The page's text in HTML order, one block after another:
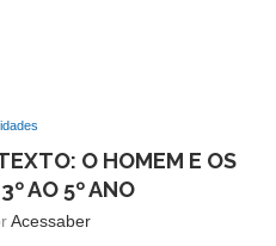
O HOMEM E OS
AO 5º ANO
Acessaber